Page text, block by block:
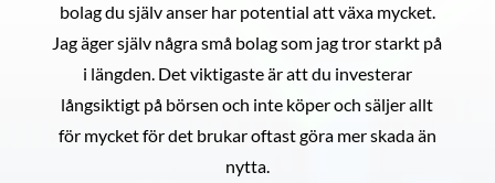
bolag du själv anser har potential att växa mycket.
Jag äger själv några små bolag som jag tror starkt på
i längden. Det viktigaste är att du investerar
långsiktigt på börsen och inte köper och säljer allt
för mycket för det brukar oftast göra mer skada än
nytta.